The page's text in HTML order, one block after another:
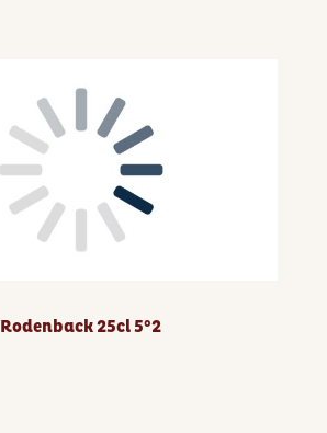
Rodenback 25cl 5°2